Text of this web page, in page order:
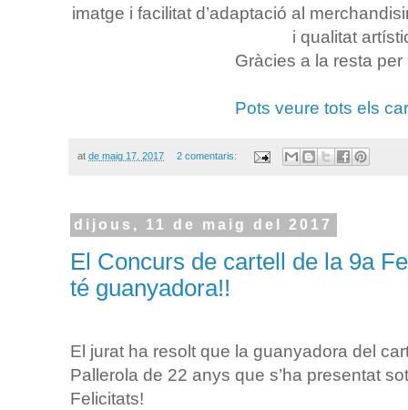
imatge i facilitat d’adaptació al
i qualitat
Gràcies a la resta per
Pots veure tots els
at de maig 17, 2017 2 comentaris:
dijous, 11 de maig del 2017
El Concurs de cartell de la 9a
té guanyadora!!
El jurat ha resolt que la guanyadora del
Pallerola de 22 anys que s’ha presentat
Felicitats!